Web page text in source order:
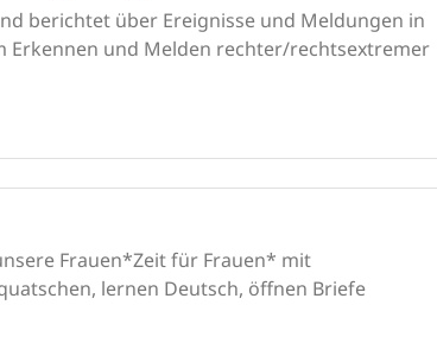
berichtet über Ereignisse und Meldungen in
Erkennen und Melden rechter/rechtsextremer
Frauen*Zeit für Frauen* mit
lernen Deutsch, öffnen Briefe